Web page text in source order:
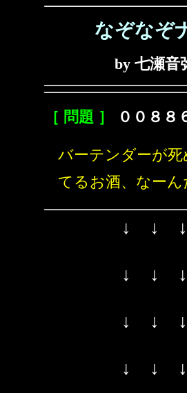
なぞなぞ
by 七瀬音
［ 問題 ］ ００８８
バーテンダーが死
てるお酒、なーん
↓ ↓ ↓
↓ ↓ ↓
↓ ↓ ↓
↓ ↓ ↓